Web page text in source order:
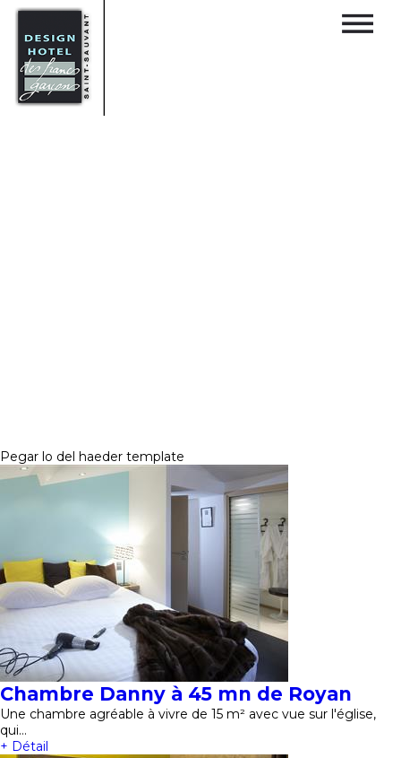
Pegar lo del haeder template
Chambre Danny à 45 mn de Royan
Une chambre agréable à vivre de 15 m² avec vue sur l'église,
qui…
+ Détail